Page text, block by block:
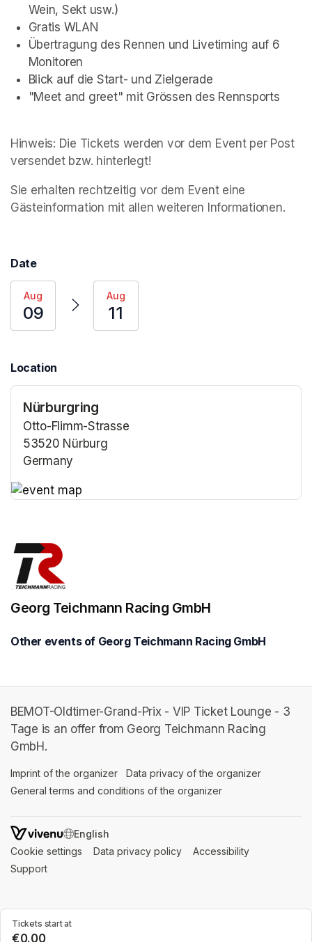
Wein, Sekt usw.)
Gratis WLAN
Übertragung des Rennen und Livetiming auf 6
Monitoren
Blick auf die Start- und Zielgerade
"Meet and greet" mit Grössen des Rennsports
Hinweis: Die Tickets werden vor dem Event per Post
versendet bzw. hinterlegt!
Sie erhalten rechtzeitig vor dem Event eine
Gästeinformation mit allen weiteren Informationen.
Date
Aug
09
Aug
11
Location
Nürburgring
Otto-Flimm-Strasse
53520 Nürburg
Germany
Tickets start at
€0.00
Georg Teichmann Racing GmbH
Other events of Georg Teichmann Racing GmbH
BEMOT-Oldtimer-Grand-Prix - VIP Ticket Lounge - 3
Tage is an offer from Georg Teichmann Racing
GmbH.
Imprint of the organizer (opens in a new tab)
Data privacy of the organizer
General terms and conditions of the organizer
SWITCH LANGUAGE
Cookie settings (opens in a new tab)
Data privacy policy (opens in a new tab)
Accessibility
Support